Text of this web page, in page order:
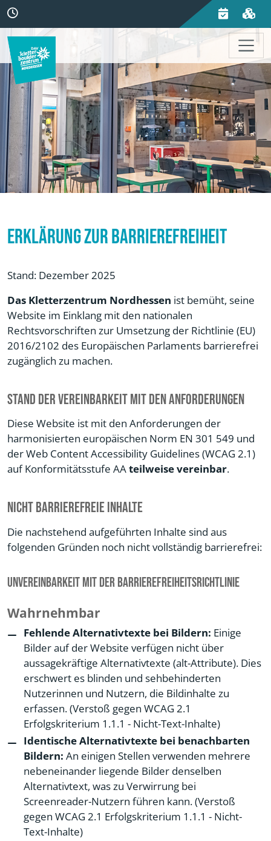
Erklärung zur Barrierefreiheit
Stand: Dezember 2025
Das Kletterzentrum Nordhessen ist bemüht, seine
Website im Einklang mit den nationalen
Rechtsvorschriften zur Umsetzung der Richtlinie (EU)
2016/2102 des Europäischen Parlaments barrierefrei
zugänglich zu machen.
Stand der Vereinbarkeit mit den Anforderungen
Diese Website ist mit den Anforderungen der
harmonisierten europäischen Norm EN 301 549 und
der Web Content Accessibility Guidelines (WCAG 2.1)
auf Konformitätsstufe AAteilweise vereinbar.
Nicht barrierefreie Inhalte
Die nachstehend aufgeführten Inhalte sind aus
folgenden Gründen noch nicht vollständig barrierefrei:
Unvereinbarkeit mit der Barrierefreiheitsrichtlinie
Wahrnehmbar
Fehlende Alternativtexte bei Bildern: Einige
Bilder auf der Website verfügen nicht über
aussagekräftige Alternativtexte (alt-Attribute). Dies
erschwert es blinden und sehbehinderten
Nutzerinnen und Nutzern, die Bildinhalte zu
erfassen. (Verstoß gegen WCAG 2.1
Erfolgskriterium 1.1.1 - Nicht-Text-Inhalte)
Identische Alternativtexte bei benachbarten
Bildern: An einigen Stellen verwenden mehrere
nebeneinander liegende Bilder denselben
Alternativtext, was zu Verwirrung bei
Screenreader-Nutzern führen kann. (Verstoß
gegen WCAG 2.1 Erfolgskriterium 1.1.1 - Nicht-
Text-Inhalte)